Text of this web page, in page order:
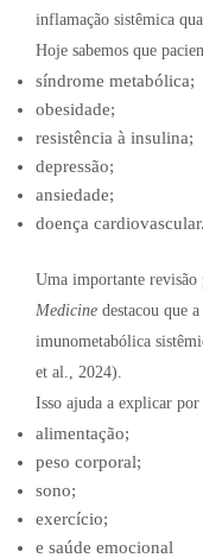
inflamação sistêmica
Hoje sabemos que
síndrome metabólica;
obesidade;
resistência à insulina;
depressão;
ansiedade;
doença cardiovascular.
Uma importante revisão
Medicine destacou que
imunometabólica
et al., 2024).
Isso ajuda a explicar por
alimentação;
peso corporal;
sono;
exercício;
e saúde emocional